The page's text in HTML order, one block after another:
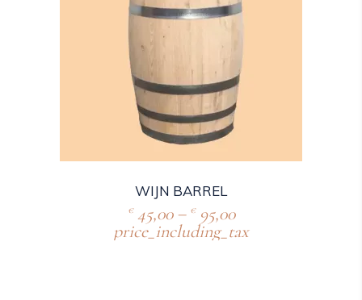
WIJN BARREL
€45,00 – €95,00
price_including_tax